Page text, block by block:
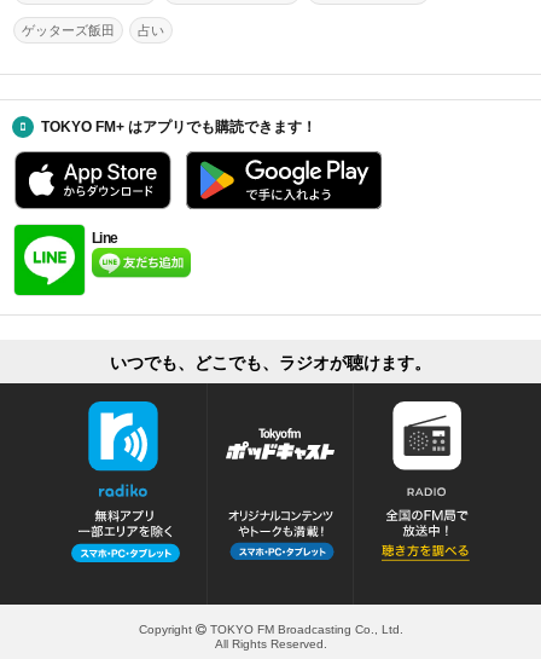
ゲッターズ飯田 占い
TOKYO FM+ はアプリでも購読できます！
Line
いつでも、どこでも、ラジオが聴けます。
Copyright
TOKYO FM Broadcasting Co., Ltd.
All Rights Reserved.